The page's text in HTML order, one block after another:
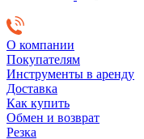
О компании
Покупателям
Инструменты в аренду
Доставка
Как купить
Обмен и возврат
Резка